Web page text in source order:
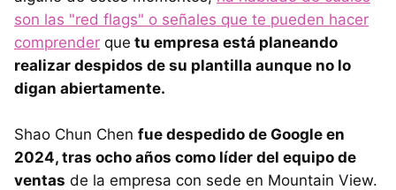
son las "red flags" o señales que te pueden hacer
comprender que tu empresa está planeando
realizar despidos de su plantilla aunque no lo
digan abiertamente.
Shao Chun Chen fue despedido de Google en
2024, tras ocho años como líder del equipo de
ventas de la empresa con sede en Mountain View.